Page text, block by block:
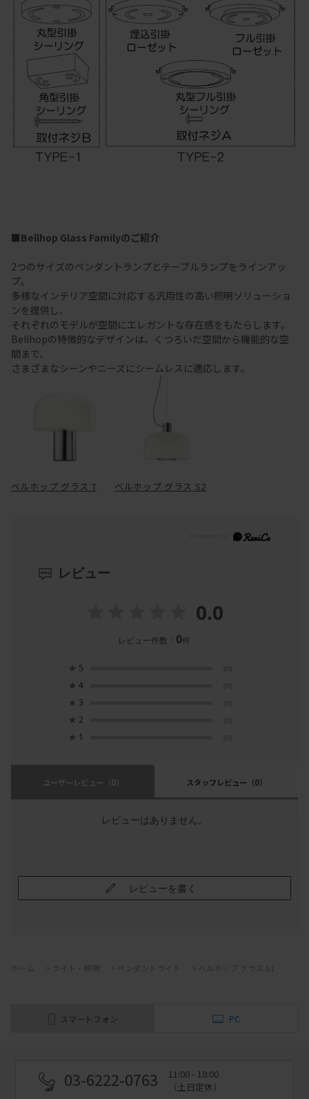
■Bellhop Glass Familyのご紹介
2つのサイズのペンダントランプとテーブルランプをラインアッ
プ。
多様なインテリア空間に対応する汎用性の高い照明ソリューショ
ンを提供し、
それぞれのモデルが空間にエレガントな存在感をもたらします。
Bellhopの特徴的なデザインは、くつろいだ空間から機能的な空
間まで、
さまざまなシーンやニーズにシームレスに適応します。
ベルホップ グラス T ベルホップ グラス S2
レビュー
0.0
レビュー件数： 0件
★ 5 (0)
★ 4 (0)
★ 3 (0)
★ 2 (0)
★ 1 (0)
ユーザーレビュー （0） スタッフレビュー （0）
レビューはありません。
レビューを書く
ホーム ライト・照明 ペンダントライト ベルホップ グラス S1
スマートフォン PC
03-6222-0763
11:00 - 18:00
（土日定休）